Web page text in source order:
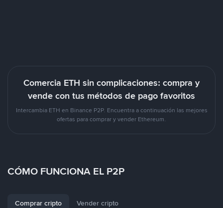
Comercia ETH sin complicaciones: compra y
vende con tus métodos de pago favoritos
Intercambia ETH en Binance P2P. Encuentra a continuación las mejores
ofertas para comprar y vender Ethereum.
CÓMO FUNCIONA EL P2P
Comprar cripto Vender cripto